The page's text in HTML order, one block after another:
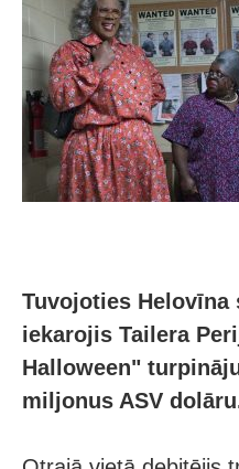
Tuvojoties
iekarojis Tailera
Halloween"
miljonus ASV